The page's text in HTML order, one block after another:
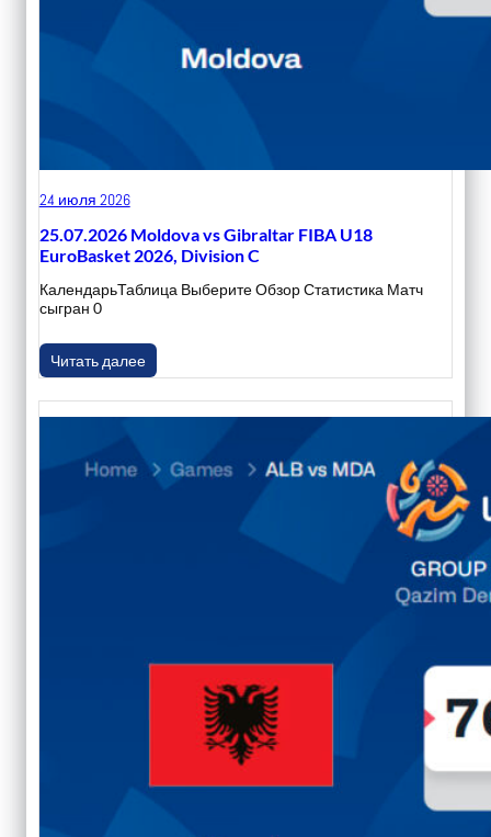
24 июля 2026
25.07.2026 Moldova vs Gibraltar FIBA U18
EuroBasket 2026, Division C
КалендарьТаблица Выберите Обзор Статистика Матч
сыгран 0
Читать далее